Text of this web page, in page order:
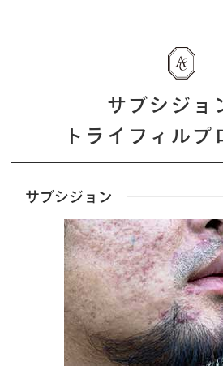
サブシジョ
トライフィルプ
サブシジョン